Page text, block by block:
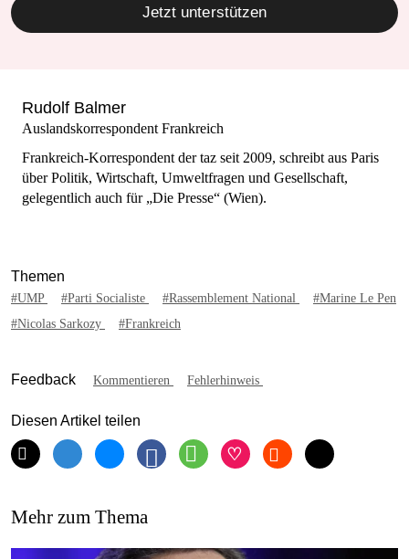
Jetzt unterstützen
Rudolf Balmer
Auslandskorrespondent Frankreich
Frankreich-Korrespondent der taz seit 2009, schreibt aus Paris
über Politik, Wirtschaft, Umweltfragen und Gesellschaft,
gelegentlich auch für „Die Presse“ (Wien).
Themen
#UMP #Parti Socialiste #Rassemblement National
#Marine Le Pen
#Nicolas Sarkozy
#Frankreich
Feedback Kommentieren Fehlerhinweis
Diesen Artikel teilen
Mehr zum Thema